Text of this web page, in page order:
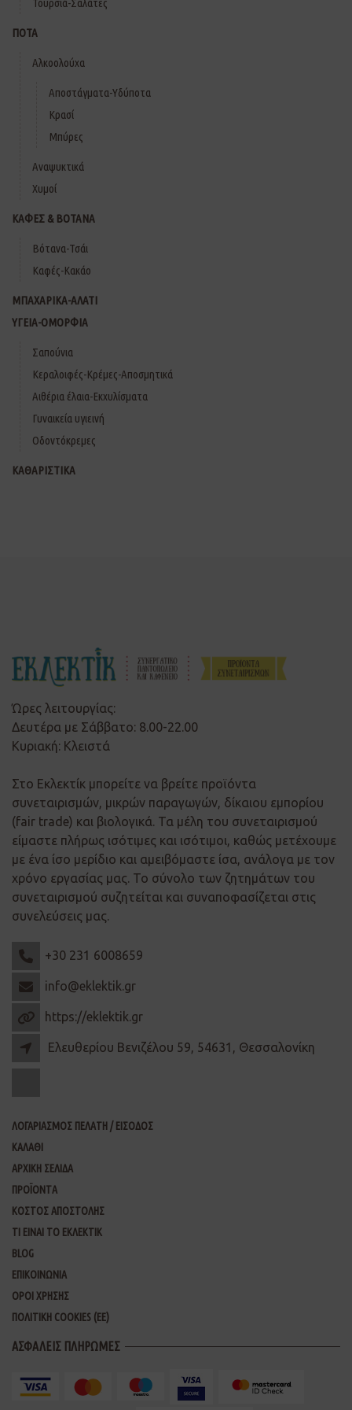
ΠΟΤΑ
Αλκοολούχα
Αποστάγματα-Υδύποτα
Κρασί
Μπύρες
Αναψυκτικά
Χυμοί
ΚΑΦΕΣ & ΒΟΤΑΝΑ
Βότανα-Τσάι
Καφές-Κακάο
ΜΠΑΧΑΡΙΚΑ-ΑΛΑΤΙ
ΥΓΕΙΑ-ΟΜΟΡΦΙΑ
Σαπούνια
Κεραλοιφές-Κρέμες-Αποσμητικά
Αιθέρια έλαια-Εκχυλίσματα
Γυναικεία υγιεινή
Οδοντόκρεμες
ΚΑΘΑΡΙΣΤΙΚΑ
Ώρες λειτουργίας:
Δευτέρα με Σάββατο: 8.00-22.00
Κυριακή: Κλειστά
Στο Εκλεκτίκ μπορείτε να βρείτε προϊόντα
συνεταιρισμών, μικρών παραγωγών, δίκαιου εμπορίου
(fair trade) και βιολογικά. Τα μέλη του συνεταιρισμού
είμαστε πλήρως ισότιμες και ισότιμοι, καθώς μετέχουμε
με ένα ίσο μερίδιο και αμειβόμαστε ίσα, ανάλογα με τον
χρόνο εργασίας μας. Το σύνολο των ζητημάτων του
συνεταιρισμού συζητείται και συναποφασίζεται στις
συνελεύσεις μας.
+30 231 6008659
info@eklektik.gr
https://eklektik.gr
Ελευθερίου Βενιζέλου 59, 54631, Θεσσαλονίκη
ΛΟΓΑΡΙΑΣΜΟΣ ΠΕΛΑΤΗ / ΕΙΣΟΔΟΣ
ΚΑΛΑΘΙ
ΑΡΧΙΚΗ ΣΕΛΙΔΑ
ΠΡΟΪΟΝΤΑ
ΚΟΣΤΟΣ ΑΠΟΣΤΟΛΗΣ
ΤΙ ΕΙΝΑΙ ΤΟ ΕΚΛΕΚΤΙΚ
BLOG
ΕΠΙΚΟΙΝΩΝΙΑ
ΟΡΟΙ ΧΡΗΣΗΣ
ΠΟΛΙΤΙΚΗ COOKIES (ΕΕ)
ΑΣΦΑΛΕΙΣ ΠΛΗΡΩΜΕΣ